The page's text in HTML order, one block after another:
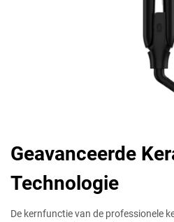
Geavanceerde
Technologie
De kernfunctie van de professionele